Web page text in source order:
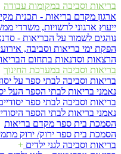
בריאות וסביבה במקומות עבודה
ארגון מקדם בריאות - תכנית
ייעוץ ארגוני לרשויות, משרדי
נוהגים לשמור על הבריאות -
הפקת ימי בריאות וסביבה,
הרצאות וסדנאות בתחום
בריאות וסביבה במערכת החינוך
בריאות וסביבה לבתי ספר על
נאמני בריאות לבתי הספר העל
בריאות וסביבה לבתי ספר
נאמני בריאות לבתי הספר
הסמכת בית ספר מקדם בריאות
הסמכת בית ספר ירוק/ ירוק
בריאות וסביבה לגני ילדים +